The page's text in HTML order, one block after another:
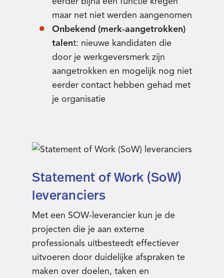
maar net niet werden aangenomen
Onbekend (merk-aangetrokken)
talent: nieuwe kandidaten die
door je werkgeversmerk zijn
aangetrokken en mogelijk nog niet
eerder contact hebben gehad met
je organisatie
Statement of Work (SoW)
leveranciers
Met een SOW-leverancier kun je de
projecten die je aan externe
professionals uitbesteedt effectiever
uitvoeren door duidelijke afspraken te
maken over doelen, taken en